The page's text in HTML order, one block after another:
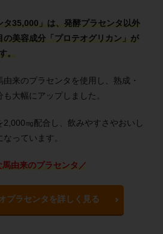
タ35,000」は、発酵プラセンタ以外
の美容成分「プロテオグリカン」が
。
来のプラセンタを使用し、熟成・
大幅にアップしました。
2,000㎎配合し、飲みやすさやおいし
っています。
馬由来のプラセンタ／
プラセンタを詳しく見る